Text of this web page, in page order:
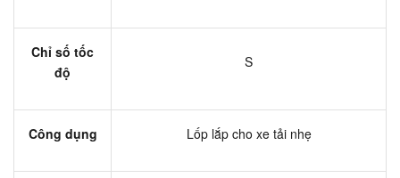
Chỉ số tốc
độ
S
Công dụng Lốp lắp cho xe tải nhẹ